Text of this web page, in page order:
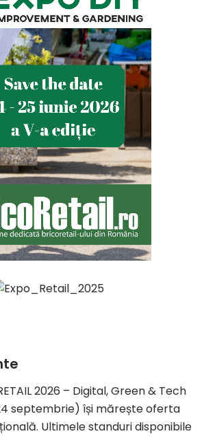
2026 – Digital, Green & Tech
septembrie) își mărește oferta
Ultimele standuri disponibile